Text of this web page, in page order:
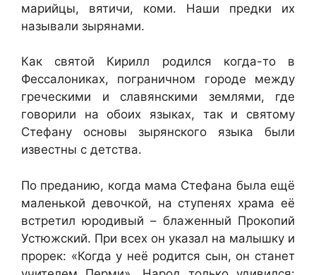
марийцы, вятичи, коми. Наши предки их
называли зырянами.
Как святой Кирилл родился когда-то в
Фессалониках, пограничном городе между
греческими и славянскими землями, где
говорили на обоих языках, так и святому
Стефану основы зырянского языка были
известны с детства.
По преданию, когда мама Стефана была ещё
маленькой девочкой, на ступенях храма её
встретил юродивый – блаженный Прокопий
Устюжский. При всех он указал на малышку и
прорек: «Когда у неё родится сын, он станет